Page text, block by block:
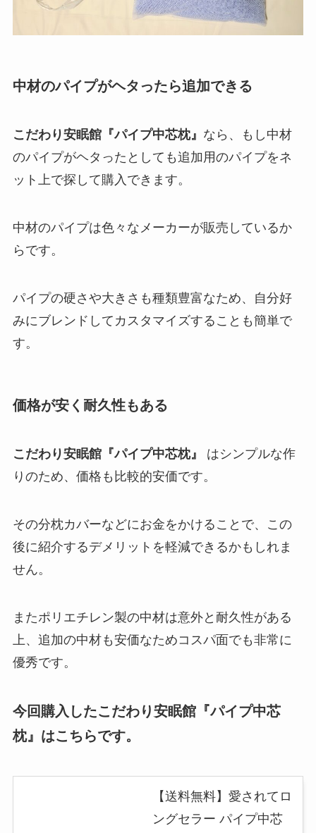
中材のパイプがヘタったら追加できる
こだわり安眠館『パイプ中芯枕』 なら、もし中材
のパイプがヘタったとしても追加用のパイプをネ
ット上で探して購入できます。
中材のパイプは色々なメーカーが販売しているか
らです。
パイプの硬さや大きさも種類豊富なため、自分好
みにブレンドしてカスタマイズすることも簡単で
す。
価格が安く耐久性もある
こだわり安眠館『パイプ中芯枕』
はシンプルな作
りのため、価格も比較的安価です。
その分枕カバーなどにお金をかけることで、この
後に紹介するデメリットを軽減できるかもしれま
せん。
またポリエチレン製の中材は意外と耐久性がある
上、追加の中材も安価なためコスパ面でも非常に
優秀です。
今回購入したこだわり安眠館『パイプ中芯
枕』はこちらです。
【送料無料】愛されてロ
ングセラー パイプ中芯